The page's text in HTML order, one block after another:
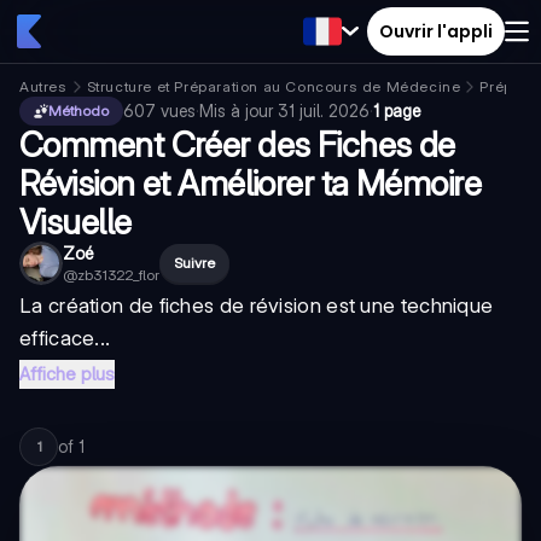
Ouvrir l'appli
Autres Structure et Préparation au Concours de Médecine
Méthodo
607 vues·Mis à jour 31 juil. 2026·1 page
Comment Créer des Fiches de
Révision et Améliorer ta Mémoire
Visuelle
Zoé
@zb31322_flor
Suivre
La création de fiches de révisionest une technique
efficace...
Affiche plus
1 of 1